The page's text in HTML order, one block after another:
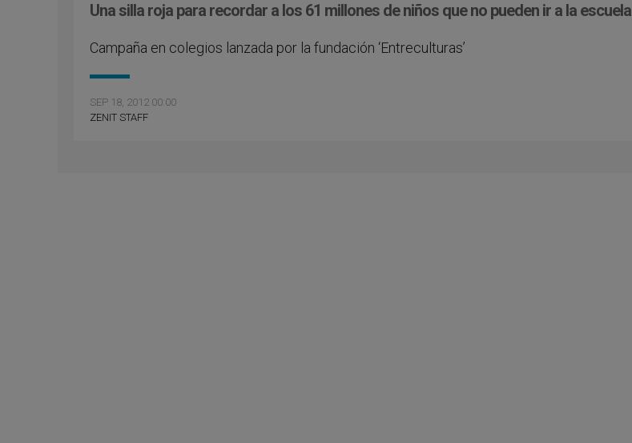
Una silla roja para recordar a los 61 millones de niños que no pueden ir a la escuela
Campaña en colegios lanzada por la fundación ‘Entreculturas’
SEP 18, 2012 00:00
ZENIT STAFF